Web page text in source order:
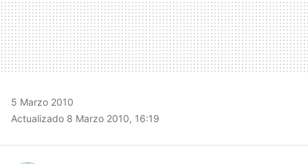
5 Marzo 2010
Actualizado 8 Marzo 2010, 16:19